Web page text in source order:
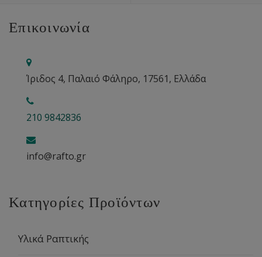
Επικοινωνία
Ίριδος 4, Παλαιό Φάληρο, 17561, Ελλάδα
210 9842836
info@rafto.gr
Κατηγορίες Προϊόντων
Υλικά Ραπτικής